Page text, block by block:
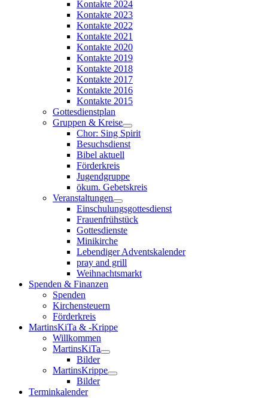
Kontakte 2024
Kontakte 2023
Kontakte 2022
Kontakte 2021
Kontakte 2020
Kontakte 2019
Kontakte 2018
Kontakte 2017
Kontakte 2016
Kontakte 2015
Gottesdienstplan
Gruppen & Kreise
Chor: Sing Spirit
Besuchsdienst
Bibel aktuell
Förderkreis
Jugendgruppe
ökum. Gebetskreis
Veranstaltungen
Einschulungsgottesdienst
Frauenfrühstück
Gottesdienste
Minikirche
Lebendiger Adventskalender
pray and grill
Weihnachtsmarkt
Spenden & Finanzen
Spenden
Kirchensteuern
Förderkreis
MartinsKiTa & -Krippe
Willkommen
MartinsKiTa
Bilder
MartinsKrippe
Bilder
Terminkalender